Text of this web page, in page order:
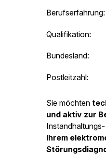
Berufserfahrung:
Qualifikation:
Bundesland:
Postleitzahl:
Sie möchten
und aktiv zur
Ihrem